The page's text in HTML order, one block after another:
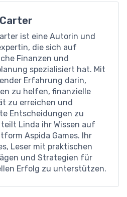
ist eine Autorin und
die sich auf
Finanzen und
spezialisiert hat. Mit
Erfahrung darin,
zu helfen, finanzielle
zu erreichen und
Entscheidungen zu
Linda ihr Wissen auf
Aspida Games. Ihr
Leser mit praktischen
und Strategien für
Erfolg zu unterstützen.